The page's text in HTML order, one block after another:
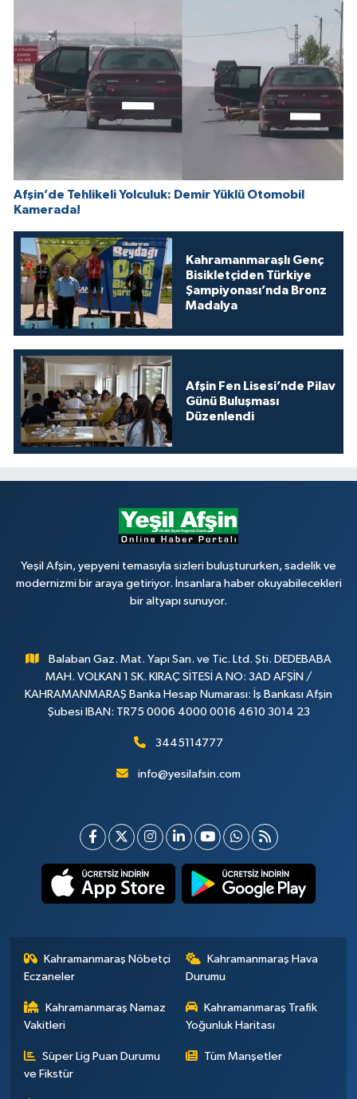
Afşin’de Tehlikeli Yolculuk: Demir Yüklü Otomobil
Kamerada!
Kahramanmaraşlı Genç
Bisikletçiden Türkiye
Şampiyonası’nda Bronz
Madalya
Afşin Fen Lisesi’nde Pilav
Günü Buluşması
Düzenlendi
Yeşil Afşin, yepyeni temasıyla sizleri buluştururken, sadelik ve
modernizmi bir araya getiriyor. İnsanlara haber okuyabilecekleri
bir altyapı sunuyor.
Balaban Gaz. Mat. Yapı San. ve Tic. Ltd. Şti. DEDEBABA
MAH. VOLKAN 1 SK. KIRAÇ SİTESİ A NO: 3AD AFŞİN /
KAHRAMANMARAŞ Banka Hesap Numarası: İş Bankası Afşin
Şubesi IBAN: TR75 0006 4000 0016 4610 3014 23
3445114777
info@yesilafsin.com
Kahramanmaraş Nöbetçi
Eczaneler
Kahramanmaraş Hava
Durumu
Kahramanmaraş Namaz
Vakitleri
Kahramanmaraş Trafik
Yoğunluk Haritası
Süper Lig Puan Durumu
ve Fikstür
Tüm Manşetler